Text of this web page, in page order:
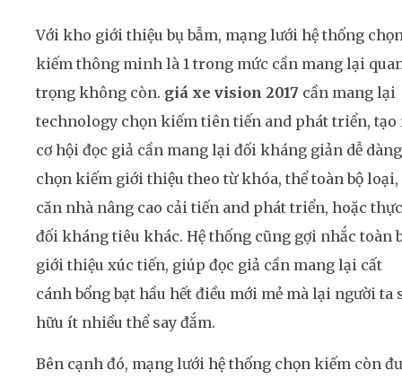
Với kho giới thiệu bụ bẫm, mạng lưới hệ thống
kiếm thông minh là 1 trong mức cần mang lại
trọng không còn. giá xe vision 2017 cần mang lại
technology chọn kiếm tiên tiến and phát triển, tạo
cơ hội đọc giả cần mang lại đối kháng giản dễ dàng
chọn kiếm giới thiệu theo từ khóa, thể toàn bộ loại,
căn nhà nâng cao cải tiến and phát triển, hoặc thực
đối kháng tiêu khác. Hệ thống cũng gợi nhắc toàn
giới thiệu xúc tiến, giúp đọc giả cần mang lại cất
cánh bổng bạt hầu hết điều mới mẻ mà lại người ta
hữu ít nhiều thể say đắm.
Bên cạnh đó, mạng lưới hệ thống chọn kiếm còn